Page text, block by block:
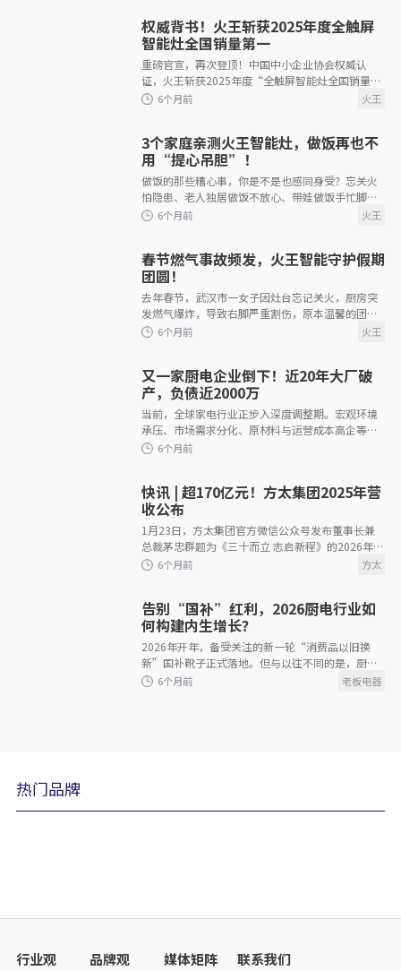
4个月前
4个月前
权威背书！火王斩获2025年度全触屏
智能灶全国销量第一
重磅官宣，再次登顶！中国中小企业协会权威认
证，火王斩获2025年度“全触屏智能灶全国销量第
一”！这份荣誉是市场与用户给予火王品牌的高度
3个家庭亲测火王智能灶，做饭再也不
用“提心吊胆”！
做饭的那些糟心事，你是不是也感同身受？忘关火
怕隐患、老人独居做饭不放心、带娃做饭手忙脚乱
&hellip; 火王作为智能灶技术达国际领先水平、全
春节燃气事故频发，火王智能守护假期
团圆！
去年春节，武汉市一女子因灶台忘记关火，厨房突
发燃气爆炸，导致右脚严重割伤，原本温馨的团圆
夜瞬间化为惊险救援。类似悲剧在春节期间并不罕
又一家厨电企业倒下！近20年大厂破
产，负债近2000万
当前，全球家电行业正步入深度调整期。宏观环境
承压、市场需求分化、原材料与运营成本高企等多
重因素叠加，使得行业竞争趋于白热化。存量博弈
快讯 | 超170亿元！方太集团2025年营
收公布
1月23日，方太集团官方微信公众号发布董事长兼
总裁茅忠群题为《三十而立 志启新程》的2026年新
年致辞。文中披露，集团2025年营收超170亿元，
告别“国补”红利，2026厨电行业如
何构建内生增长？
2026年开年，备受关注的新一轮“消费品以旧换
新”国补靴子正式落地。但与以往不同的是，厨电
行业此次感受到的是一丝寒意。与2025年相比，新
热门品牌
行业观 品牌观 媒体矩阵 联系我们